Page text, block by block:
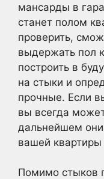
мансарды в
станет полом
проверить,
выдержать пол
построить в
на стыки и
прочные. Если
вы всегда
дальнейшем они
вашей
Помимо стыков